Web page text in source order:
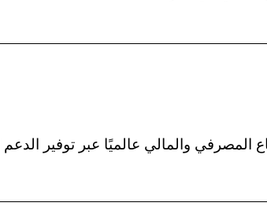
المصرفي والمالي عالميًا عبر توفير الدعم